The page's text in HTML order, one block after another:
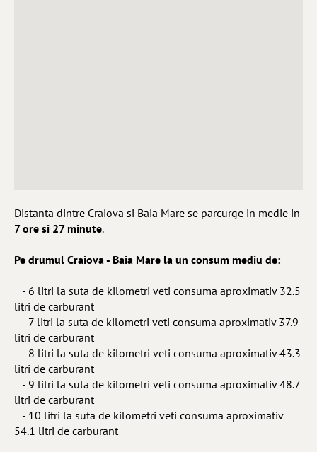
Distanta dintre Craiova si Baia Mare se parcurge in medie in
7 ore si 27 minute.
Pe drumul Craiova - Baia Mare la un consum mediu de:
- 6 litri la suta de kilometri veti consuma aproximativ 32.5
litri de carburant
- 7 litri la suta de kilometri veti consuma aproximativ 37.9
litri de carburant
- 8 litri la suta de kilometri veti consuma aproximativ 43.3
litri de carburant
- 9 litri la suta de kilometri veti consuma aproximativ 48.7
litri de carburant
- 10 litri la suta de kilometri veti consuma aproximativ
54.1 litri de carburant